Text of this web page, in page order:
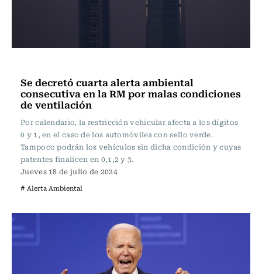
Se decretó cuarta alerta ambiental
consecutiva en la RM por malas condiciones
de ventilación
Por calendario, la restricción vehicular afecta a los dígitos
0 y 1, en el caso de los automóviles con sello verde.
Tampoco podrán los vehículos sin dicha condición y cuyas
patentes finalicen en 0,1,2 y 3.
Jueves 18 de julio de 2024
# Alerta Ambiental